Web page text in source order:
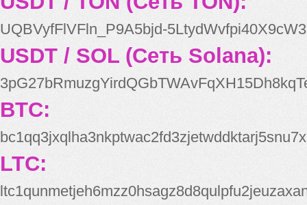
UQBVyfFlVFln_P9A5bjd-
USDT / SOL (Сеть Solana):
BTC:
bc1qq3jxqlha3nkptwac2fd3zjetwddktarj5snu7x
LTC: